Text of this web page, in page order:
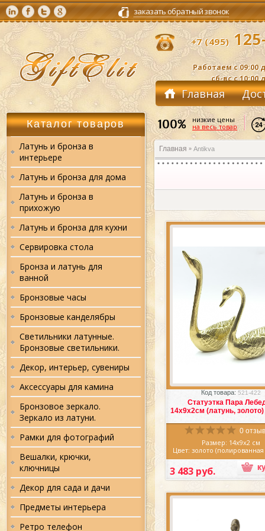
заказать обратный звонок
+7 (495)
Работаем с 09:00
сб-вс с 10:00
Главная
Контакты
Каталог товаров
Латунь и бронза в
интерьере
Латунь и бронза для дома
Латунь и бронза в
прихожую
Латунь и бронза для кухни
Сервировка стола
Бронза и латунь для
ванной
Бронзовые часы
Бронзовые канделябры
Светильники латунные.
Бронзовые светильники.
Декор, интерьер, сувениры
Аксессуары для камина
Бронзовое зеркало.
Зеркало из латуни.
Рамки для фотографий
Вешалки, крючки,
ключницы
Декор для сада и дачи
Предметы интерьера
Ретро телефон
низкие цены
на весь товар
Главная » Antikva
Код товара:521-422
Статуэтка Пара
14х9х2см (латунь,
0
Размер: 14х9х2 см
Цвет: золото (полированная
Материал: латунь
Производство:
Великолепная
Италия,
первоклассными
благородном цвете
Статуэтка "Пара Лебедей"
3 483 руб.